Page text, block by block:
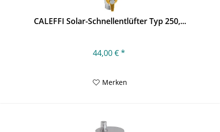
CALEFFI Solar-Schnellentlüfter Typ 250,...
44,00 € *
Merken